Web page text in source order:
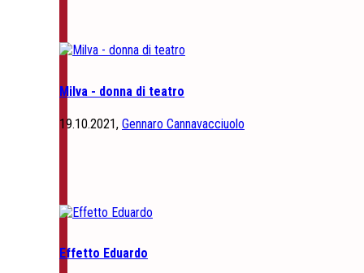
Milva - donna di teatro
19.10.2021, Gennaro Cannavacciuolo
Effetto Eduardo